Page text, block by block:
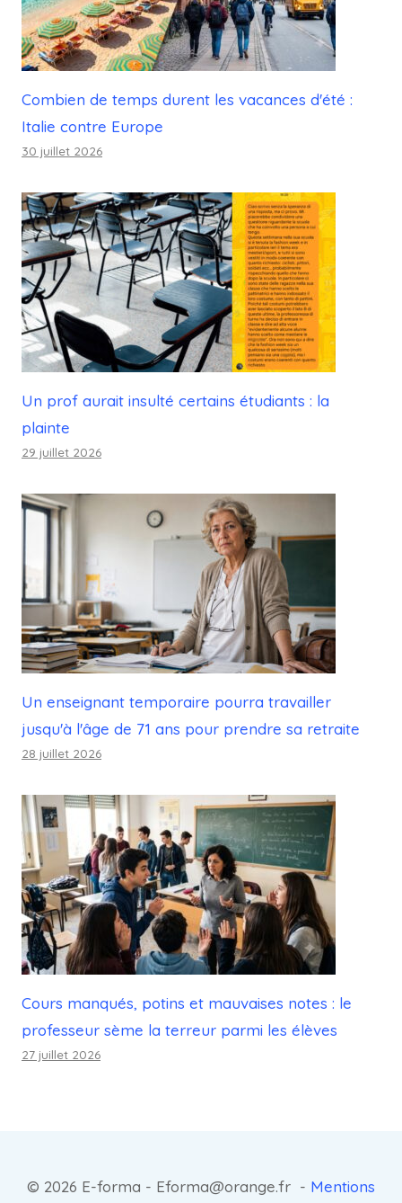
Combien de temps durent les vacances d'été :
Italie contre Europe
30 juillet 2026
Un prof aurait insulté certains étudiants : la
plainte
29 juillet 2026
Un enseignant temporaire pourra travailler
jusqu'à l'âge de 71 ans pour prendre sa retraite
28 juillet 2026
Cours manqués, potins et mauvaises notes : le
professeur sème la terreur parmi les élèves
27 juillet 2026
© 2026 E-forma - Eforma@orange.fr - Mentions